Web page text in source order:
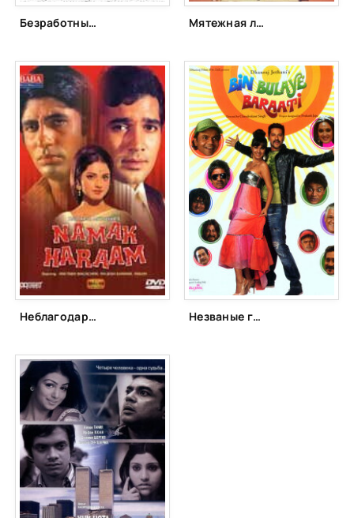
Безработный с дипломом (2014) Мятежная любовь (1990)
Неблагодарный (1973) Незваные гости (2011)